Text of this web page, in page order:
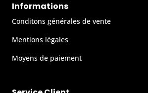
Informations
Conditons générales de vente
Mentions légales
Moyens de paiement